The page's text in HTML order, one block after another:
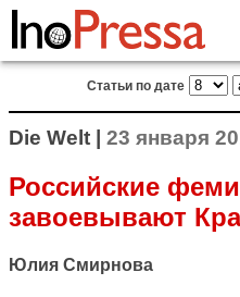
Статьи по дате
Die Welt | 23 января
Российские
завоевывают
Юлия Смирнова